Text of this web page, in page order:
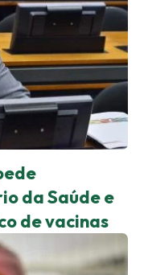
da Saúde e
de vacinas